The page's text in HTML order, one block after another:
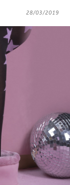
28/03/2019